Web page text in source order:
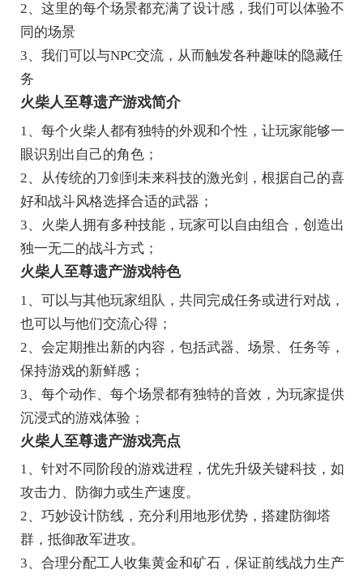
2、这里的每个场景都充满了设计感，我们可以体验不
同的场景
3、我们可以与NPC交流，从而触发各种趣味的隐藏任
务
火柴人至尊遗产游戏简介
1、每个火柴人都有独特的外观和个性，让玩家能够一
眼识别出自己的角色；
2、从传统的刀剑到未来科技的激光剑，根据自己的喜
好和战斗风格选择合适的武器；
3、火柴人拥有多种技能，玩家可以自由组合，创造出
独一无二的战斗方式；
火柴人至尊遗产游戏特色
1、可以与其他玩家组队，共同完成任务或进行对战，
也可以与他们交流心得；
2、会定期推出新的内容，包括武器、场景、任务等，
保持游戏的新鲜感；
3、每个动作、每个场景都有独特的音效，为玩家提供
沉浸式的游戏体验；
火柴人至尊遗产游戏亮点
1、针对不同阶段的游戏进程，优先升级关键科技，如
攻击力、防御力或生产速度。
2、巧妙设计防线，充分利用地形优势，搭建防御塔
群，抵御敌军进攻。
3、合理分配工人收集黄金和矿石，保证前线战力生产